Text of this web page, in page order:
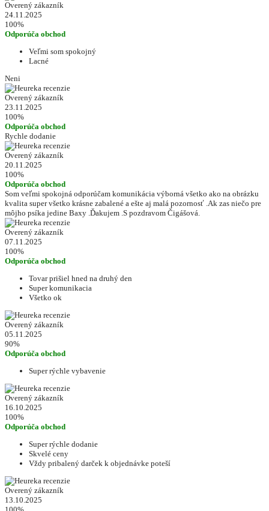
Overený zákazník
24.11.2025
100%
Odporúča obchod
Veľmi som spokojný
Lacné
Neni
Overený zákazník
23.11.2025
100%
Odporúča obchod
Rychle dodanie
Overený zákazník
20.11.2025
100%
Odporúča obchod
Som veľmi spokojná odporúčam komunikácia výborná všetko ako na obrázku
kvalita super všetko krásne zabalené a ešte aj malá pozornosť .Ak zas niečo pre
môjho psíka jedine Baxy .Ďakujem .S pozdravom Čigášová.
Overený zákazník
07.11.2025
100%
Odporúča obchod
Tovar prišiel hned na druhý den
Super komunikacia
Všetko ok
Overený zákazník
05.11.2025
90%
Odporúča obchod
Super rýchle vybavenie
Overený zákazník
16.10.2025
100%
Odporúča obchod
Super rýchle dodanie
Skvelé ceny
Vždy pribalený darček k objednávke poteší
Overený zákazník
13.10.2025